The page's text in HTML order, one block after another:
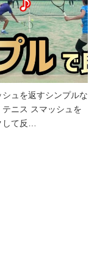
シュを返すシンプルな
テニス スマッシュを
して反…